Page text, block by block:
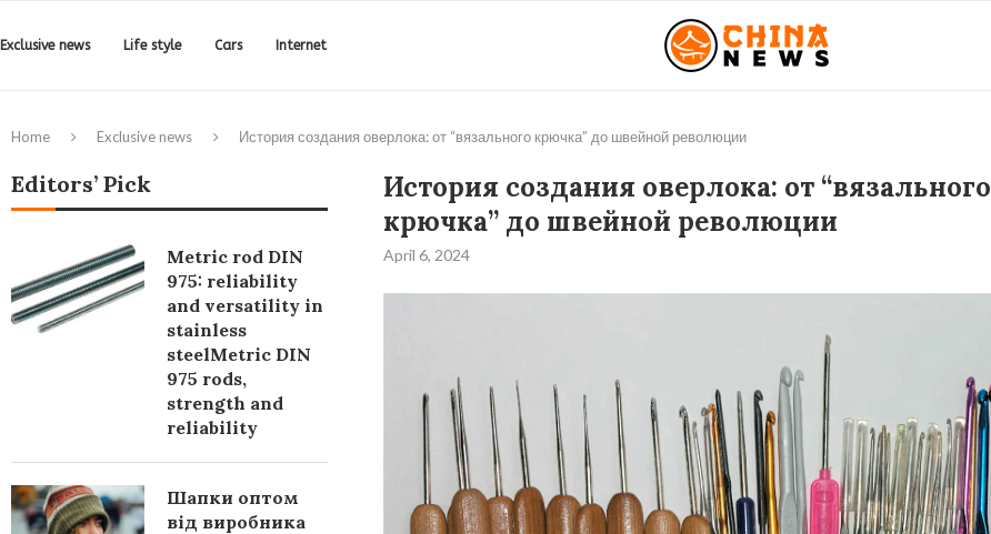
Exclusive news Life style Cars Internet
Home Exclusive news История создания оверлока: от “вязального крючка” до швейной революции
История создания оверлока: от “вязального
крючка” до швейной революции
April 6, 2024
Editors’ Pick
Metric rod DIN
975: reliability
and versatility in
stainless
steelMetric DIN
975 rods,
strength and
reliability
Шапки оптом
від виробника